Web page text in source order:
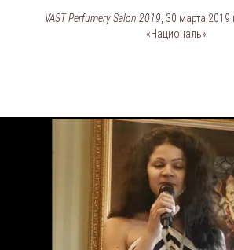
VAST Perfumery Salon 2019 , 30 марта
«Националь»